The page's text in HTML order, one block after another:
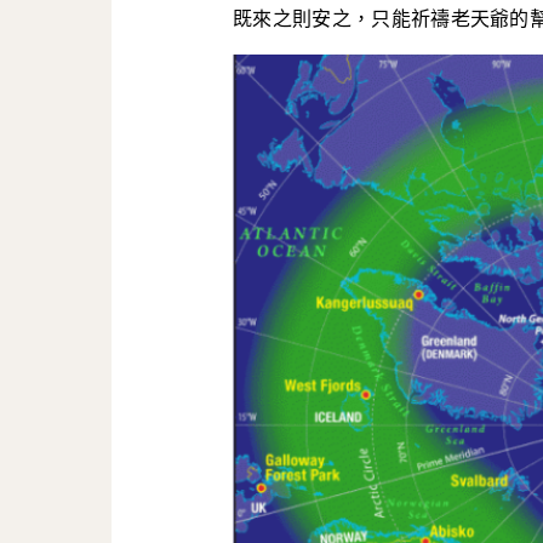
既來之則安之，只能祈禱老天爺的